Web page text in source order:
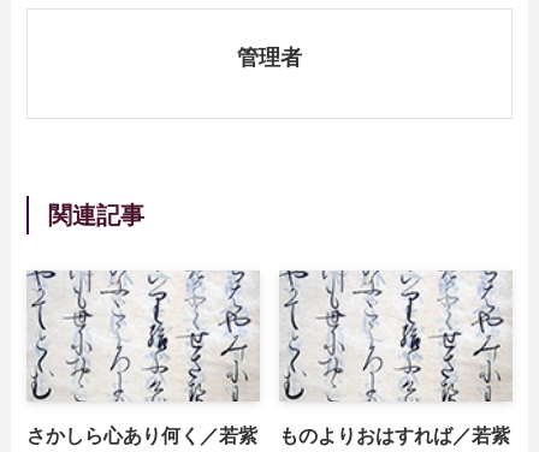
管理者
関連記事
さかしら心あり何く／若紫
ものよりおはすれば／若紫